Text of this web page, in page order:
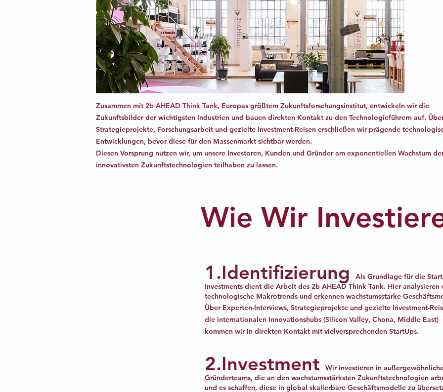
Zusammen mit 2b AHEAD Think Tank, Europas größtem Zukunftsforschungsinstitut, entwickeln wir die
Zukunftsbilder der wichtigsten Industrien und bauen direkten Kontakt zu den Technologieführern auf.
Strategieprojekte, Forschungsarbeit und gezielte Investment-Reisen erschließen wir prägende
Entwicklungen, bevor diese für den Massenmarkt sichtbar werden.
Diesen Vorsprung nutzen wir, um unsere Investoren, Kunden und Gründer am exponentiellen Wachstum
innovativsten Zukunftstechnologien teilhaben zu lassen.
Wie Wir
1.Identifizierung
Als Grundlage für die
Investments dient die Arbeit des 2b AHEAD Think Tank. Hier analysieren
technologische Makrotrends und erkennen wachstumsstarke
Über Experten-Interviews, Strategieprojekte und gezielte Investment-
die internationalen Innovationshubs (Silicon Valley, Chona, Middle East)
kommen wir in direkten Kontakt mit vielversprechenden StartUps.
2.Investment
Wir investieren in
Gründerteams, die an den wachstumsstärksten Zukunftstechnologien
und es schaffen, diese in global skalierbare Geschäftsmodelle zu